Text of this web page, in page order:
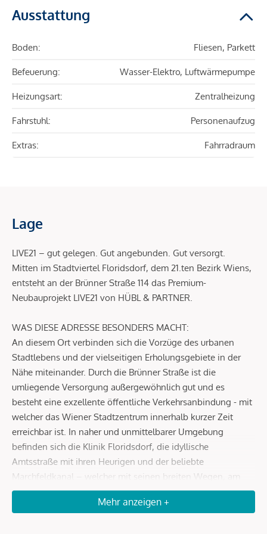
Ausstattung
Boden: Fliesen, Parkett
Befeuerung: Wasser-Elektro, Luftwärmepumpe
Heizungsart: Zentralheizung
Fahrstuhl: Personenaufzug
Extras: Fahrradraum
Lage
LIVE21 – gut gelegen. Gut angebunden. Gut versorgt.
Mitten im Stadtviertel Floridsdorf, dem 21.ten Bezirk Wiens,
entsteht an der Brünner Straße 114 das Premium-
Neubauprojekt LIVE21 von HÜBL & PARTNER.
WAS DIESE ADRESSE BESONDERS MACHT:
An diesem Ort verbinden sich die Vorzüge des urbanen
Stadtlebens und der vielseitigen Erholungsgebiete in der
Nähe miteinander. Durch die Brünner Straße ist die
umliegende Versorgung außergewöhnlich gut und es
besteht eine exzellente öffentliche Verkehrsanbindung - mit
welcher das Wiener Stadtzentrum innerhalb kurzer Zeit
erreichbar ist. In naher und unmittelbarer Umgebung
befinden sich die Klinik Floridsdorf, die idyllische
Amtsstraße mit ihren Heurigen und der beliebte
Marchfeldkanal – welcher mit seinen breiten Wegen, am
Gerasdorfer Badeteich vorbei bis zum barocken Schloß Hof
führt. Das Erholungsgebiet Donauinsel & alte Donau mit
Mehr anzeigen +